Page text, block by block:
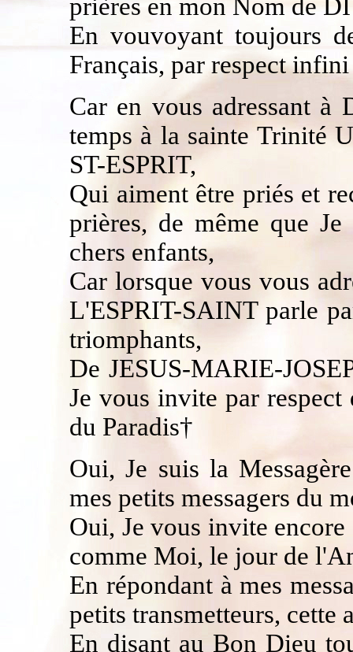
prières en mon Nom de
En vouvoyant toujours
Français, par respect
Car en vous adressant à
temps à la sainte Trinité
ST-ESPRIT,
Qui aiment être priés et
prières, de même que
chers enfants,
Car lorsque vous vous
L'ESPRIT-SAINT parle
triomphants,
De JESUS-MARIE-
Je vous invite par
du Paradis†
Oui, Je suis la
mes petits messagers du
Oui, Je vous invite encore
comme Moi, le jour de
En répondant à mes
petits transmetteurs, cette
En disant au Bon Dieu